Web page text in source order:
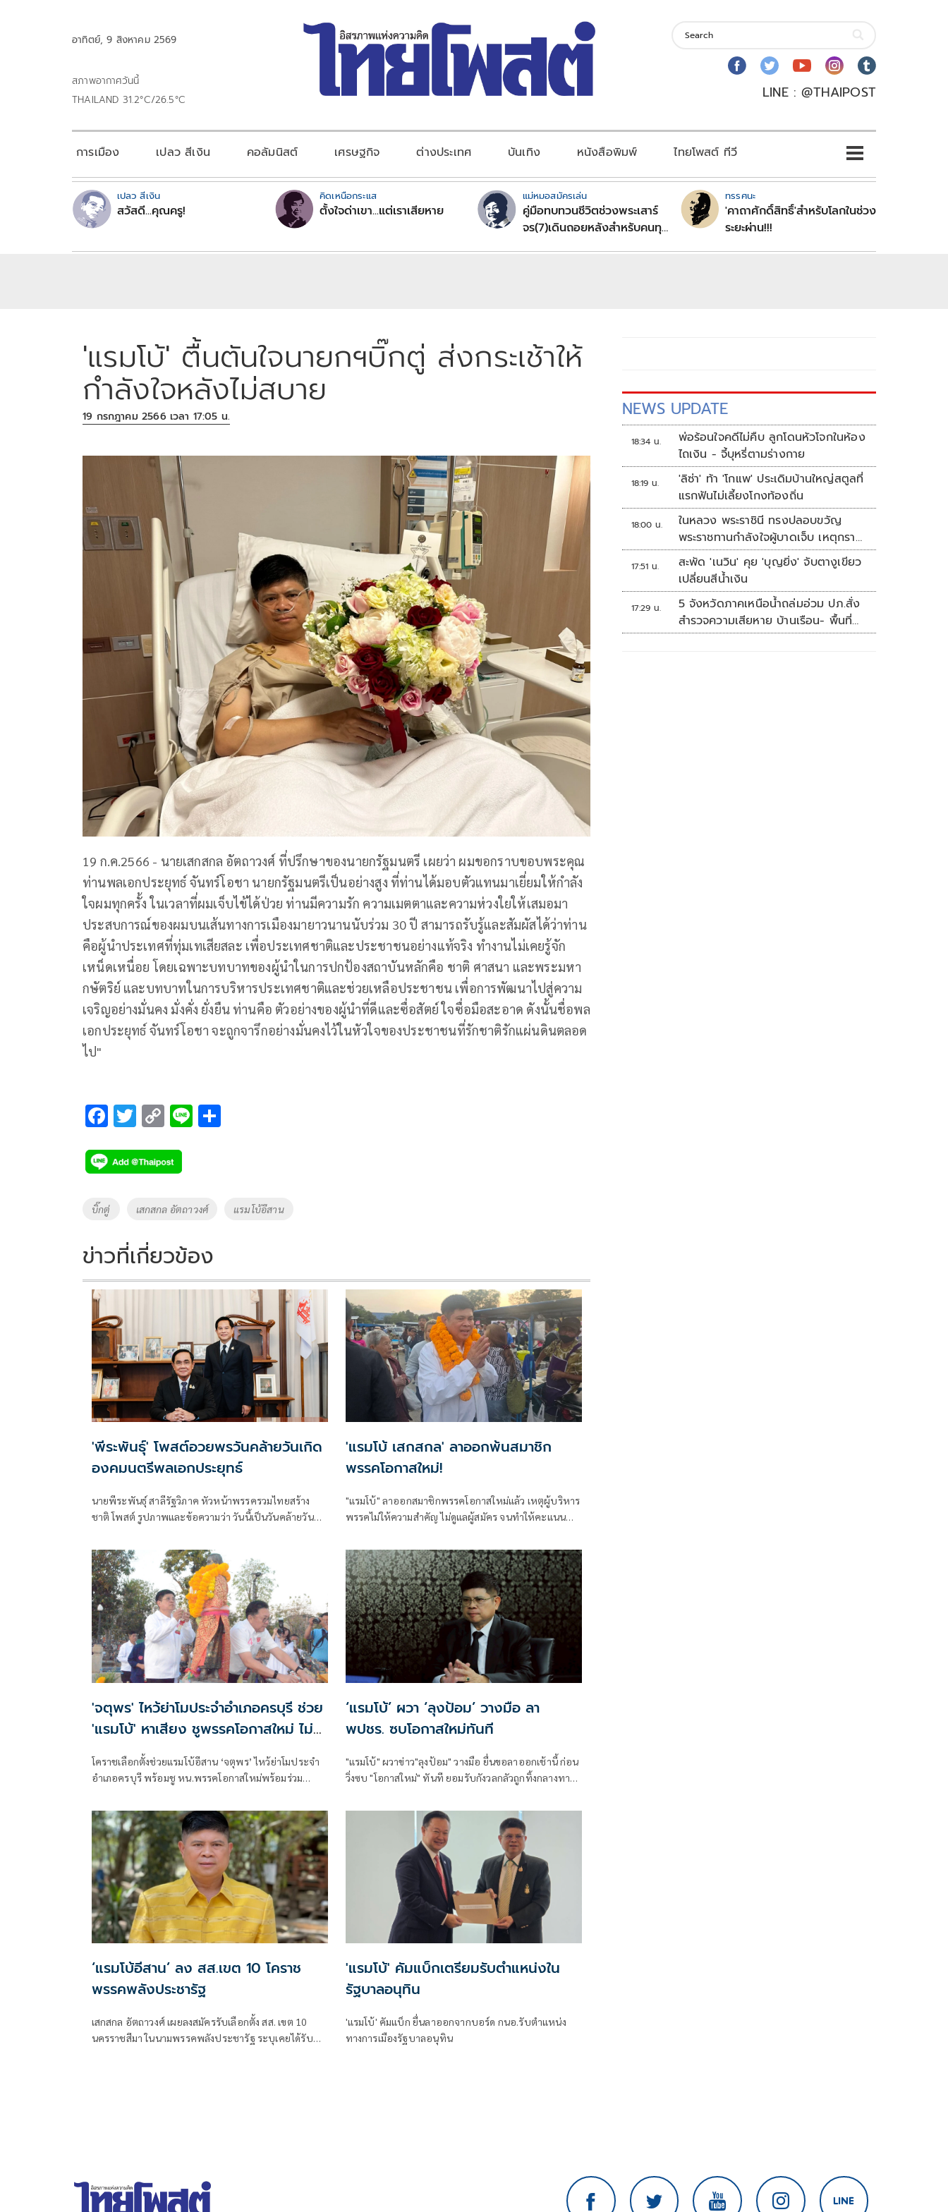
อาทิตย์, 9 สิงหาคม 2569
สภาพอากาศวันนี้
THAILAND 31.2°C/26.5°C
LINE : @THAIPOST
การเมือง เปลว สีเงิน คอลัมนิสต์ เศรษฐกิจ ต่างประเทศ บันเทิง หนังสือพิมพ์ ไทยโพสต์ ทีวี
เปลว สีเงิน
สวัสดี...คุณครู!
คิดเหนือกระแส
ตั้งใจด่าเขา...แต่เราเสียหาย
แม่หมอสมัครเล่น
คู่มือทบทวนชีวิตช่วงพระเสาร์
จร(7)เดินถอยหลังสำหรับคนทุก
ทรรศนะ
'คาถาศักดิ์สิทธิ์'สำหรับโลกในช่วง
ระยะผ่าน!!!
'แรมโบ้' ตื้นตันใจนายกฯบิ๊กตู่ ส่งกระเช้าให้
กำลังใจหลังไม่สบาย
19 กรกฎาคม 2566 เวลา 17:05 น.
19 ก.ค.2566 - นายเสกสกล อัตถาวงศ์ ที่ปรึกษาของนายกรัฐมนตรี เผยว่า ผมขอกราบขอบพระคุณ
ท่านพลเอกประยุทธ์ จันทร์โอชา นายกรัฐมนตรีเป็นอย่างสูง ที่ท่านได้มอบตัวแทนมาเยี่ยมให้กำลัง
ใจผมทุกครั้ง ในเวลาที่ผมเจ็บไข้ได้ป่วย ท่านมีความรัก ความเมตตาและความห่วงใยให้เสมอมา
ประสบการณ์ของผมบนเส้นทางการเมืองมายาวนานนับร่วม 30 ปี สามารถรับรู้และสัมผัสได้ว่าท่าน
คือผู้นำประเทศที่ทุ่มเทเสียสละ เพื่อประเทศชาติและประชาชนอย่างแท้จริง ทำงานไม่เคยรู้จัก
เหน็ดเหนื่อย โดยเฉพาะบทบาทของผู้นำในการปกป้องสถาบันหลักคือ ชาติ ศาสนา และพระมหา
กษัตริย์ และบทบาทในการบริหารประเทศชาติและช่วยเหลือประชาชน เพื่อการพัฒนาไปสู่ความ
เจริญอย่างมั่นคง มั่งคั่ง ยั่งยืน ท่านคือ ตัวอย่างของผู้นำที่ดีและซื่อสัตย์ ใจซื่อมือสะอาด ดังนั้นชื่อพล
เอกประยุทธ์ จันทร์โอชา จะถูกจารึกอย่างมั่นคงไว้ในหัวใจของประชาชนที่รักชาติรักแผ่นดินตลอด
ไป"
F
e
b
o
k
T
tt
er
C
p
y
Li
k
Li
Tags
บิ๊กตู่ เสกสกล อัตถาวงศ์ แรมโบ้อีสาน
ข่าวที่เกี่ยวข้อง
'พีระพันธุ์' โพสต์อวยพรวันคล้ายวันเกิด
องคมนตรีพลเอกประยุทธ์
นายพีระพันธุ์ สาลีรัฐวิภาค หัวหน้าพรรครวมไทยสร้าง
ชาติ โพสต์ รูปภาพและข้อความว่า วันนี้เป็นวันคล้ายวัน
'แรมโบ้ เสกสกล' ลาออกพ้นสมาชิก
พรรคโอกาสใหม่!
"แรมโบ้" ลาออกสมาชิกพรรคโอกาสใหม่แล้ว เหตุผู้บริหาร
พรรคไม่ให้ความสำคัญ ไม่ดูแลผู้สมัคร จนทำให้คะแนน
'จตุพร' ไหว้ย่าโมประจำอำเภอครบุรี ช่วย
'แรมโบ้' หาเสียง ชูพรรคโอกาสใหม่ ไม่
ก้าวล่วงสถาบัน
โคราชเลือกตั้งช่วยแรมโบ้อีสาน ‘จตุพร’ ไหว้ย่าโมประจำ
อำเภอครบุรี พร้อมชู หน.พรรคโอกาสใหม่พร้อมร่วม
‘แรมโบ้’ ผวา ‘ลุงป้อม’ วางมือ ลา
พปชร. ซบโอกาสใหม่ทันที
"แรมโบ้" ผวาข่าว"ลุงป้อม" วางมือ ยื่นขอลาออกเช้านี้ ก่อน
วิ่งซบ "โอกาสใหม่" ทันที ยอมรับกังวลกลัวถูกทิ้งกลางทาง
‘แรมโบ้อีสาน’ ลง สส.เขต 10 โคราช
พรรคพลังประชารัฐ
เสกสกล อัตถาวงศ์ เผยลงสมัครรับเลือกตั้ง สส. เขต 10
นครราชสีมา ในนามพรรคพลังประชารัฐ ระบุเคยได้รับ
'แรมโบ้' คัมแบ็กเตรียมรับตำแหน่งใน
รัฐบาลอนุทิน
'แรมโบ้' คัมแบ็ก ยื่นลาออกจากบอร์ด กนอ.รับตำแหน่ง
ทางการเมืองรัฐบาลอนุทิน
NEWS UPDATE
18:34 น.
พ่อร้อนใจคดีไม่คืบ ลูกโดนหัวโจกในห้อง
ไถเงิน - จี้บุหรี่ตามร่างกาย
18:19 น.
'ลิซ่า' ท้า 'โกแพ' ประเดิมบ้านใหญ่สตูลที่
แรกฟันไม่เลี้ยงโกงท้องถิ่น
18:00 น.
ในหลวง พระราชินี ทรงปลอบขวัญ
พระราชทานกำลังใจผู้บาดเจ็บ เหตุกราด
ยิง รร.เทพศิรินทร์นนทบุรี
17:51 น.
สะพัด 'เนวิน' คุย 'บุญยิ่ง' จับตางูเขียว
เปลี่ยนสีน้ำเงิน
17:29 น.
5 จังหวัดภาคเหนือน้ำถล่มอ่วม ปภ.สั่ง
สำรวจความเสียหาย บ้านเรือน- พื้นที่
เกษตร